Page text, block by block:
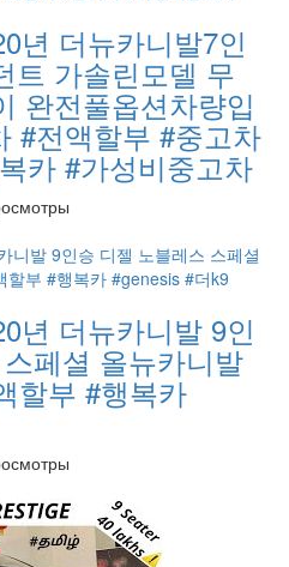
년 더뉴카니발7인
트 가솔린모델 무
완전풀옵션차량입
#전액할부 #중고차
카 #가성비중고차
년 더뉴카니발 9인
페셜 올뉴카니발
할부 #행복카